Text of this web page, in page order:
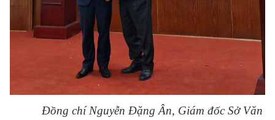
Đồng chí Nguyễn Đặng Ân, Giám đốc Sở Văn